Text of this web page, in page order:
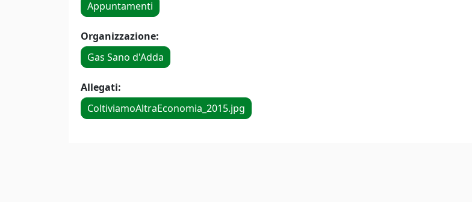
Appuntamenti
Organizzazione:
Gas Sano d'Adda
Allegati:
ColtiviamoAltraEconomia_2015.jpg